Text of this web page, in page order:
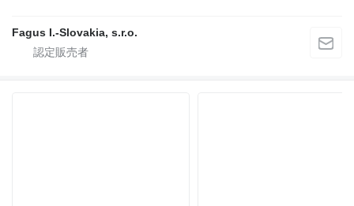
Fagus I.-Slovakia, s.r.o.